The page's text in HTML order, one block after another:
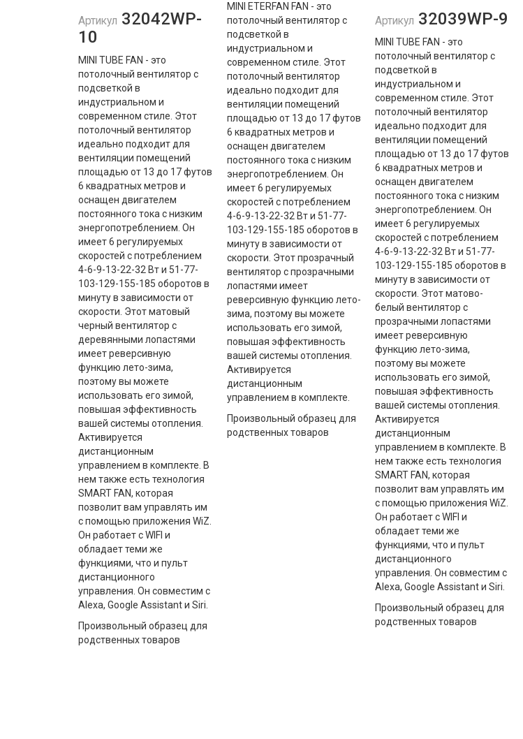
Артикул 32042WP-
10
MINI TUBE FAN - это
потолочный вентилятор с
подсветкой в ​​
индустриальном и
современном стиле. Этот
потолочный вентилятор
идеально подходит для
вентиляции помещений
площадью от 13 до 17 футов
6 квадратных метров и
оснащен двигателем
постоянного тока с низким
энергопотреблением. Он
имеет 6 регулируемых
скоростей с потреблением
4-6-9-13-22-32 Вт и 51-77-
103-129-155-185 оборотов в
минуту в зависимости от
скорости. Этот матовый
черный вентилятор с
деревянными лопастями
имеет реверсивную
функцию лето-зима,
поэтому вы можете
использовать его зимой,
повышая эффективность
вашей системы отопления.
Активируется
дистанционным
управлением в комплекте. В
нем также есть технология
SMART FAN, которая
позволит вам управлять им
с помощью приложения WiZ.
Он работает с WIFI и
обладает теми же
функциями, что и пульт
дистанционного
управления. Он совместим с
Alexa, Google Assistant и Siri.
Произвольный образец для
родственных товаров
MINI ETERFAN FAN - это
потолочный вентилятор с
подсветкой в ​​
индустриальном и
современном стиле. Этот
потолочный вентилятор
идеально подходит для
вентиляции помещений
площадью от 13 до 17 футов
6 квадратных метров и
оснащен двигателем
постоянного тока с низким
энергопотреблением. Он
имеет 6 регулируемых
скоростей с потреблением
4-6-9-13-22-32 Вт и 51-77-
103-129-155-185 оборотов в
минуту в зависимости от
скорости. Этот прозрачный
вентилятор с прозрачными
лопастями имеет
реверсивную функцию лето-
зима, поэтому вы можете
использовать его зимой,
повышая эффективность
вашей системы отопления.
Активируется
дистанционным
управлением в комплекте.
Произвольный образец для
родственных товаров
Артикул 32039WP-9
MINI TUBE FAN - это
потолочный вентилятор с
подсветкой в ​​
индустриальном и
современном стиле. Этот
потолочный вентилятор
идеально подходит для
вентиляции помещений
площадью от 13 до 17 футов
6 квадратных метров и
оснащен двигателем
постоянного тока с низким
энергопотреблением. Он
имеет 6 регулируемых
скоростей с потреблением
4-6-9-13-22-32 Вт и 51-77-
103-129-155-185 оборотов в
минуту в зависимости от
скорости. Этот матово-
белый вентилятор с
прозрачными лопастями
имеет реверсивную
функцию лето-зима,
поэтому вы можете
использовать его зимой,
повышая эффективность
вашей системы отопления.
Активируется
дистанционным
управлением в комплекте. В
нем также есть технология
SMART FAN, которая
позволит вам управлять им
с помощью приложения WiZ.
Он работает с WIFI и
обладает теми же
функциями, что и пульт
дистанционного
управления. Он совместим с
Alexa, Google Assistant и Siri.
Произвольный образец для
родственных товаров